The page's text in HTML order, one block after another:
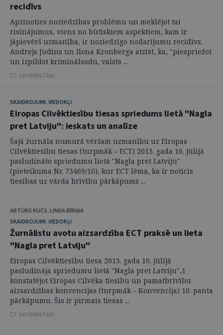
recidīvs
Apzinoties noziedzības problēmu un meklējot tai
risinājumus, viens no būtiskiem aspektiem, kam ir
jāpievērš uzmanība, ir noziedzīgo nodarījumu recidīvs.
Andrejs Judins un Ilona Kronberga atzīst, ka, "piespriežot
un izpildot kriminālsodu, valsts ...
2 KOMENTĀRI
SKAIDROJUMI. VIEDOKĻI
Eiropas Cilvēktiesību tiesas spriedums lietā "Nagla
pret Latviju": ieskats un analīze
Šajā žurnāla numurā vēršam uzmanību uz Eiropas
Cilvēktiesību tiesas (turpmāk – ECT) 2013. gada 16. jūlijā
pasludināto spriedumu lietā "Nagla pret Latviju"
(pieteikuma Nr. 73469/10), kur ECT lēma, ka ir noticis
tiesības uz vārda brīvību pārkāpums ...
ARTŪRS KUČS, LINDA BĪRIŅA
SKAIDROJUMI. VIEDOKĻI
Žurnālistu avotu aizsardzība ECT praksē un lieta
"Nagla pret Latviju"
Eiropas Cilvēktiesību tiesa 2013. gada 16. jūlijā
pasludināja spriedumu lietā "Nagla pret Latviju",1
konstatējot Eiropas Cilvēka tiesību un pamatbrīvību
aizsardzības konvencijas (turpmāk – Konvencija) 10. panta
pārkāpumu. Šis ir pirmais tiesas ...
2 KOMENTĀRI